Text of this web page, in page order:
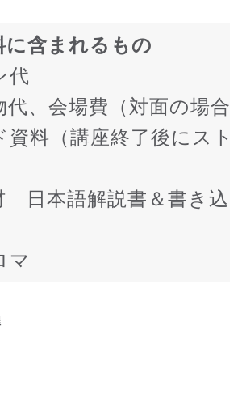
に含まれるもの
代
、会場費（対面の場合
料（講座終了後にスト
日本語解説書＆書き込
マ